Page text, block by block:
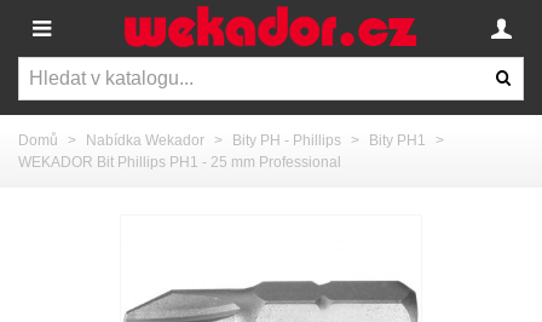
Domů > Nabídka Wekador > Bity PH - Phillips > Bity PH1
>
WEKADOR Bit Phillips PH1 - 25 mm Professional